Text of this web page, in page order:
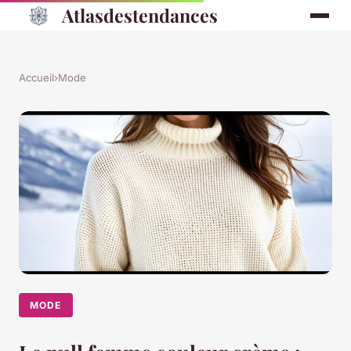
Atlasdestendances
Accueil›Mode
MODE